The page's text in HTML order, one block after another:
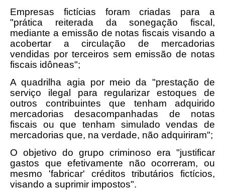
Empresas fictícias foram criadas para a
"prática reiterada da sonegação fiscal,
mediante a emissão de notas fiscais visando a
acobertar a circulação de mercadorias
vendidas por terceiros sem emissão de notas
fiscais idôneas";
A quadrilha agia por meio da "prestação de
serviço ilegal para regularizar estoques de
outros contribuintes que tenham adquirido
mercadorias desacompanhadas de notas
fiscais ou que tenham simulado vendas de
mercadorias que, na verdade, não adquiriram";
O objetivo do grupo criminoso era "justificar
gastos que efetivamente não ocorreram, ou
mesmo 'fabricar' créditos tributários fictícios,
visando a suprimir impostos".